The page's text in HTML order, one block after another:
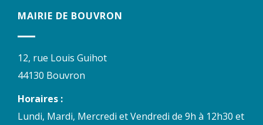
MAIRIE DE BOUVRON
12, rue Louis Guihot
44130 Bouvron
Horaires :
Lundi, Mardi, Mercredi et Vendredi de 9h à 12h30 et